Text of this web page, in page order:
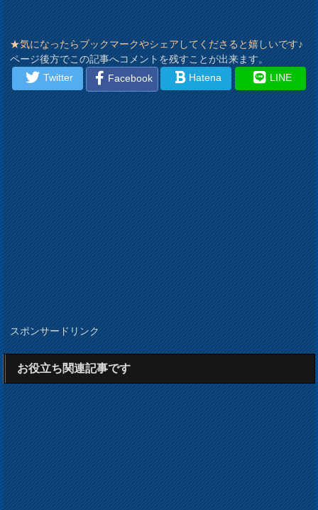
★気になったらブックマークやシェアしてくださると嬉しいです♪
ページ後方でこの記事へコメントを残すことが出来ます。
Twitter
Facebook Hatena LINE
スポンサードリンク
お役立ち関連記事です